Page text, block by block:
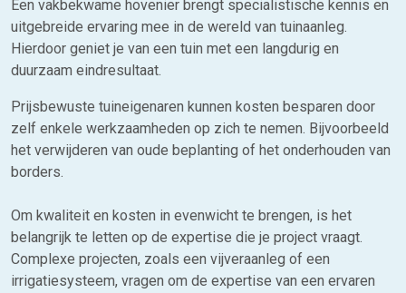
Een vakbekwame hovenier brengt specialistische kennis en
uitgebreide ervaring mee in de wereld van tuinaanleg.
Hierdoor geniet je van een tuin met een langdurig en
duurzaam eindresultaat.
Prijsbewuste tuineigenaren kunnen kosten besparen door
zelf enkele werkzaamheden op zich te nemen. Bijvoorbeeld
het verwijderen van oude beplanting of het onderhouden van
borders.
Om kwaliteit en kosten in evenwicht te brengen, is het
belangrijk te letten op de expertise die je project vraagt.
Complexe projecten, zoals een vijveraanleg of een
irrigatiesysteem, vragen om de expertise van een ervaren